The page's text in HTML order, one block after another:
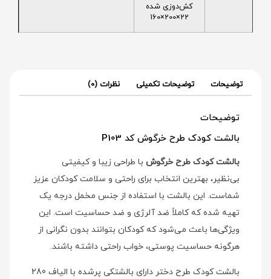
کش‌دوزی شده
22×200×160
توضیحات توضیحات تکمیلی نظرات (0)
توضیحات
بالشت کودک طرح خرگوش کد P103
بالشت کودک طرح خرگوش با طراحی زیبا و کیفیتی
بی‌نظیر، بهترین انتخاب برای راحتی و سلامت کودکان عزیز
شماست. این بالشت با استفاده از جنس مخمل درجه یک
تهیه شده که کاملاً ضد آلرژی و ضد حساسیت است. این
ویژگی‌ها باعث می‌شود که کودکان بتوانند بدون نگرانی از
هرگونه حساسیت پوستی، خواب راحتی داشته باشند.
بالشت کودک طرح دختر دارای بالشتکی پرشده با الیاف 280